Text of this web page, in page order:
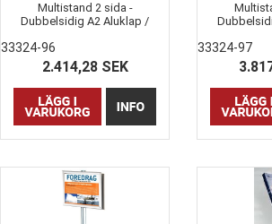
Multistand 2 sida -
Dubbelsidig A2 Aluklap /
33324-96
2.414,28 SEK
33324-97